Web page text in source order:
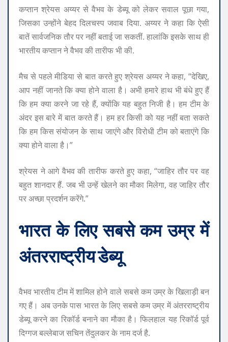
कप्तान श्रेयस अय्यर से वैभव के डेब्यू को लेकर सवाल पूछा गया,
जिसका उन्होंने बेहद दिलचस्प जवाब दिया. अय्यर ने कहा कि ऐसी
बातें सार्वजनिक तौर पर नहीं बताई जा सकतीं. हालांकि इसके साथ ही
भारतीय कप्तान ने वैभव की तारीफ भी की.
मैच से पहले मीडिया से बात करते हुए श्रेयस अय्यर ने कहा, “देखिए,
आप नहीं जानते कि क्या होने वाला है। अभी हमारे हाथ भी बंधे हुए हैं
कि हम क्या करने जा रहे हैं, क्योंकि यह बहुत निजी है। हम टीम के
अंदर इस बारे में बात करते हैं। हम हर किसी को यह नहीं बता सकते
कि हम किस संयोजन के साथ जाएंगे और विरोधी टीम को बताएंगे कि
क्या होने वाला है।”
श्रेयस ने आगे वैभव की तारीफ करते हुए कहा, “जाहिर तौर पर वह
बहुत शानदार हैं. जब भी उन्हें खेलने का मौका मिलेगा, वह जाहिर तौर
पर अच्छा प्रदर्शन करेंगे.”
भारत के लिए सबसे कम उम्र में
अंतरराष्ट्रीय डेब्यू
वैभव भारतीय टीम में शामिल होने वाले सबसे कम उम्र के खिलाड़ी बन
गए हैं। अब उनके पास भारत के लिए सबसे कम उम्र में अंतरराष्ट्रीय
डेब्यू करने का रिकॉर्ड बनाने का मौका है। फिलहाल यह रिकॉर्ड पूर्व
दिग्गज बल्लेबाज सचिन तेंदुलकर के नाम दर्ज है.